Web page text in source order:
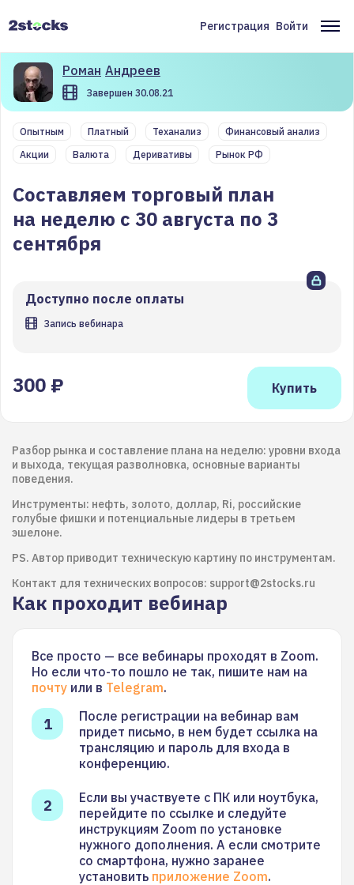
содержанию
Меню
пользователя
Регистрация Войти
Роман Андреев
Завершен 30.08.21
Составляем торговый план
на неделю с 30 августа по 3
сентября
Доступно после оплаты
Запись вебинара
Опытным Платный Теханализ
Финансовый анализ
Акции
Валюта Деривативы Рынок РФ
300 ₽
Разбор рынка и составление плана на неделю: уровни входа
и выхода, текущая разволновка, основные варианты
поведения.
Инструменты: нефть, золото, доллар, Ri, российские
голубые фишки и потенциальные лидеры в третьем
эшелоне.
PS. Автор приводит техническую картину по инструментам.
Контакт для технических вопросов: support@2stocks.ru
Как проходит вебинар
Все просто — все вебинары проходят в Zoom.
Но если что-то пошло не так, пишите нам на
почту или в Telegram.
После регистрации на вебинар вам
придет письмо, в нем будет ссылка на
трансляцию и пароль для входа в
конференцию.
Если вы участвуете с ПК или ноутбука,
перейдите по ссылке и следуйте
инструкциям Zoom по установке
нужного дополнения. А если смотрите
со смартфона, нужно заранее
установить приложение Zoom.